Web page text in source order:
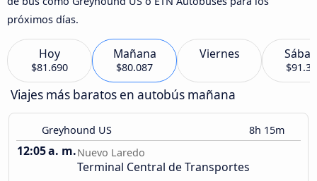
próximos días.
Hoy
$81.690
Mañana
$80.087
Viernes
Viajes más baratos en autobús mañana
Greyhound US 8h 15m
12:05 a. m.Nuevo Laredo
Terminal Central de Transportes